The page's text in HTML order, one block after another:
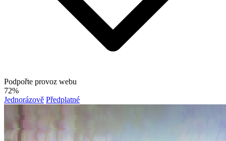
Podpořte provoz webu
72%
Jednorázově Předplatné